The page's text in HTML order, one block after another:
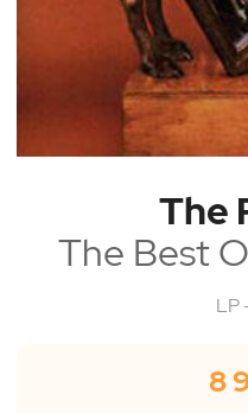
The
The Best
LP
8